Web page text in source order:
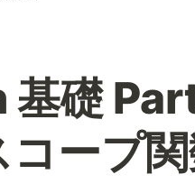
礎
コープ